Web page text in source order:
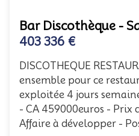
Bar Discothèque -
403 336 €
DISCOTHEQUE
ensemble pour ce
exploitée 4 jours
- CA 459000euros - Prix
Affaire à développer -